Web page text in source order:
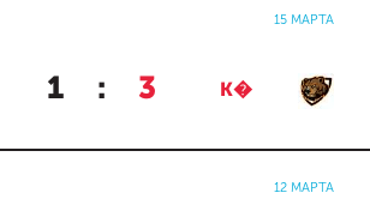
15 МАРТА
1 : 3 К�
12 МАРТА